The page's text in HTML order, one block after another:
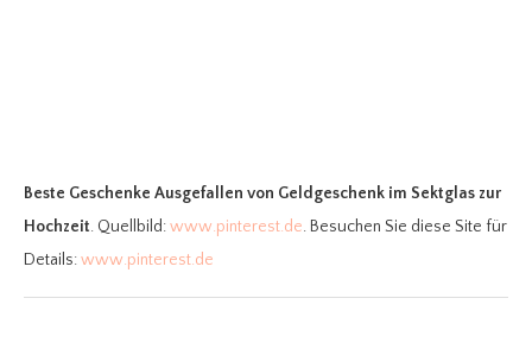
Beste Geschenke Ausgefallen von Geldgeschenk im Sektglas zur
Hochzeit. Quellbild:www.pinterest.de. Besuchen Sie diese Site für
Details:www.pinterest.de